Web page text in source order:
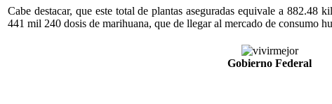
Cabe destacar, que este total de plantas aseguradas equivale a 882.48
441 mil 240 dosis de marihuana, que de llegar al mercado de consumo
Gobierno Federal